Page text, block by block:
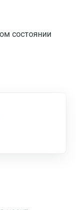
состоянии